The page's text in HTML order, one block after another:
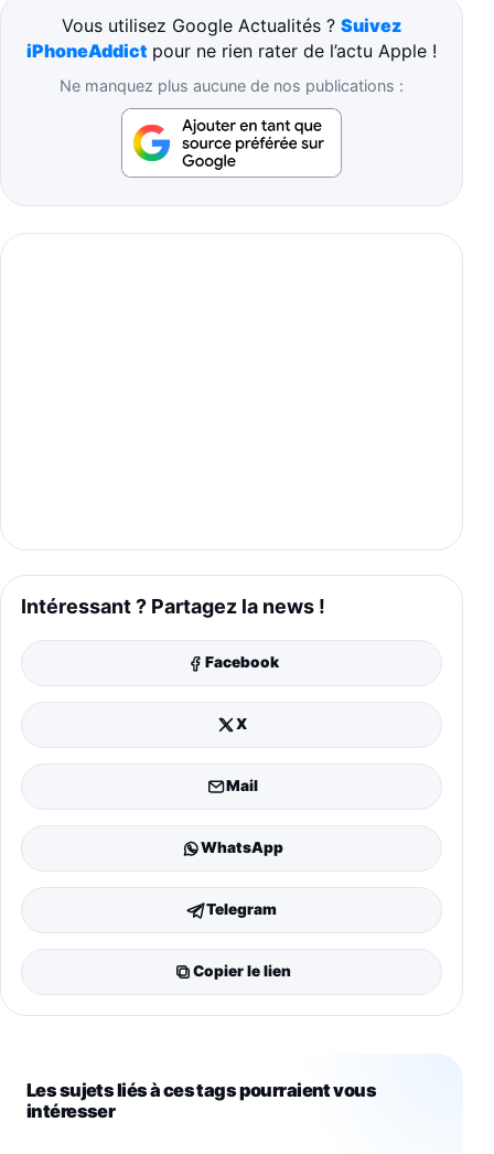
Vous utilisez Google Actualités ? Suivez
iPhoneAddict pour ne rien rater de l’actu Apple !
Ne manquez plus aucune de nos publications :
Intéressant ? Partagez la news !
Facebook
X
Mail
WhatsApp
Telegram
Copier le lien
Les sujets liés à ces tags pourraient vous
intéresser